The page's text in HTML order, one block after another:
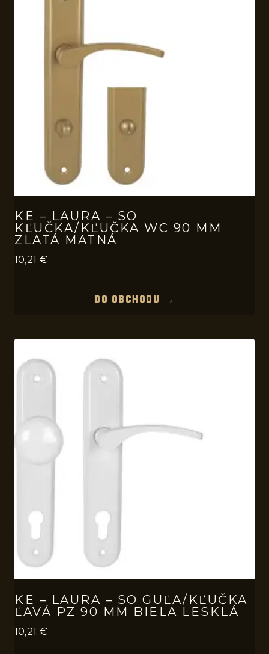
KE – LAURA – SO
KĽUČKA/KĽUČKA WC 90 MM
ZLATÁ MATNÁ
10,21 €
DO OBCHODU →
KE – LAURA – SO GUĽA/KĽUČKA
ĽAVÁ PZ 90 MM BIELA LESKLÁ
10,21 €